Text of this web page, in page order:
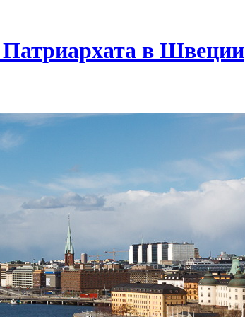
Патриархата в Швеции